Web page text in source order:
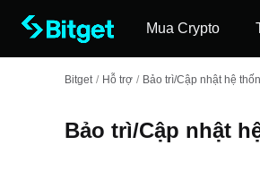
Mua Crypto
Bitget / Hỗ trợ / Bảo trì/Cập nhật hệ
Bảo trì/Cập nhật